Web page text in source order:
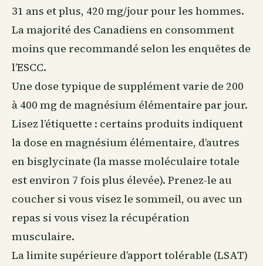
31 ans et plus, 420 mg/jour pour les hommes.
La majorité des Canadiens en consomment
moins que recommandé selon les enquêtes de
l’ESCC.
Une dose typique de supplément varie de 200
à 400 mg de magnésium élémentaire par jour.
Lisez l’étiquette : certains produits indiquent
la dose en magnésium élémentaire, d’autres
en bisglycinate (la masse moléculaire totale
est environ 7 fois plus élevée). Prenez-le au
coucher si vous visez le sommeil, ou avec un
repas si vous visez la récupération
musculaire.
La limite supérieure d’apport tolérable (LSAT)